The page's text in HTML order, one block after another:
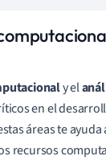
y el
en el
áreas te
recursos